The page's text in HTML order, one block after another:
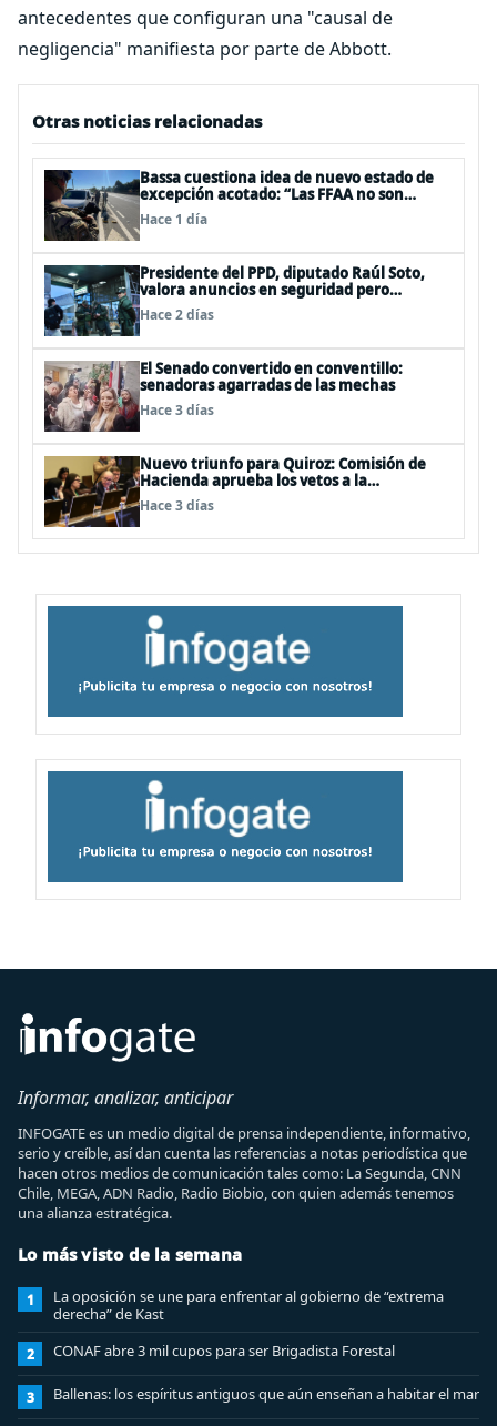
antecedentes que configuran una "causal de
negligencia" manifiesta por parte de Abbott.
Otras noticias relacionadas
Bassa cuestiona idea de nuevo estado de
excepción acotado: “Las FFAA no son
policías”
Hace 1 día
Presidente del PPD, diputado Raúl Soto,
valora anuncios en seguridad pero
advierte ausencia clave: alzamiento del
secreto bancario
Hace 2 días
El Senado convertido en conventillo:
senadoras agarradas de las mechas
Hace 3 días
Nuevo triunfo para Quiroz: Comisión de
Hacienda aprueba los vetos a la
Megarreforma
Hace 3 días
Informar, analizar, anticipar
INFOGATE es un medio digital de prensa independiente, informativo,
serio y creíble, así dan cuenta las referencias a notas periodística que
hacen otros medios de comunicación tales como: La Segunda, CNN
Chile, MEGA, ADN Radio, Radio Biobio, con quien además tenemos
una alianza estratégica.
Lo más visto de la semana
1
La oposición se une para enfrentar al gobierno de “extrema
derecha” de Kast
2 CONAF abre 3 mil cupos para ser Brigadista Forestal
3 Ballenas: los espíritus antiguos que aún enseñan a habitar el mar